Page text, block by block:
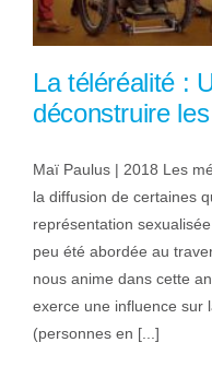
La téléréalité :
déconstruire
Maï Paulus | 2018 Les
la diffusion de certaines
représentation
peu été abordée au
nous anime dans cette
exerce une influence sur
(personnes en [...]